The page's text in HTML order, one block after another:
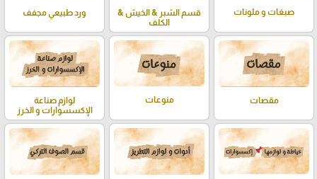
صبغات و ملونات
قسم الشبر & الخيش &
الكلف
ورد طبيعي مجفف
مقصات منوعات
لوازم صناعة
الإكسسوارات و الخرز